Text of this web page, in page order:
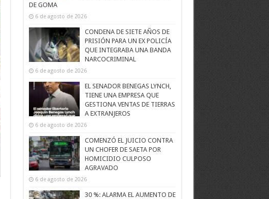
DE GOMA
6 de agosto de 2026
CONDENA DE SIETE AÑOS DE
PRISIÓN PARA UN EX POLICÍA
QUE INTEGRABA UNA BANDA
NARCOCRIMINAL
6 de agosto de 2026
EL SENADOR BENEGAS LYNCH,
TIENE UNA EMPRESA QUE
GESTIONA VENTAS DE TIERRAS
A EXTRANJEROS
6 de agosto de 2026
COMENZÓ EL JUICIO CONTRA
UN CHOFER DE SAETA POR
HOMICIDIO CULPOSO
AGRAVADO
6 de agosto de 2026
30 %: ALARMA EL AUMENTO DE